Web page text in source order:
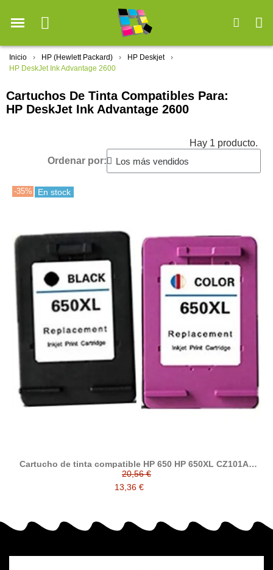
Inicio HP (Hewlett Packard)
HP Deskjet
HP DeskJet Ink Advantage 2600
Cartuchos De Tinta Compatibles Para:
HP DeskJet Ink Advantage 2600
Hay 1 producto.
Ordenar por:
-35% En stock
Cartucho de tinta compatible HP 650 HP 650XL CZ101AE
CZ102AE HP650 HP650XL
20,56 €
13,36 €